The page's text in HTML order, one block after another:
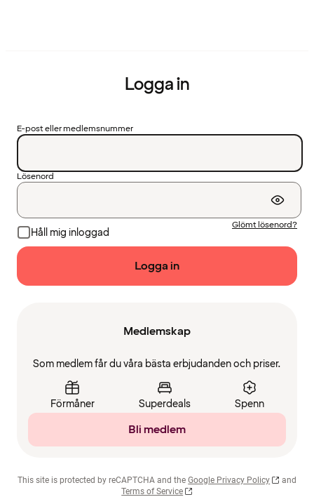
Logga in
E-post eller medlemsnummer
Lösenord
Håll mig inloggad
Glömt lösenord?
Logga in
Medlemskap
Som medlem får du våra bästa erbjudanden och priser.
Förmåner Superdeals Spenn
Bli medlem
This site is protected by reCAPTCHA and the Google Privacy Policy
and
Terms of Service